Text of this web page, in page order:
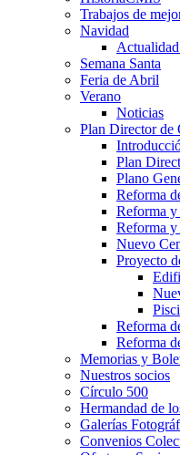
Trabajos de
Navidad
Semana Santa
Feria de Abril
Verano
Noticias
Plan Director de
Plan
Plano
Reforma
Reforma y
Reforma y
Nuevo
Proyecto
Reforma
Reforma
Memorias y
Nuestros socios
Círculo 500
Hermandad de
Galerías
Convenios